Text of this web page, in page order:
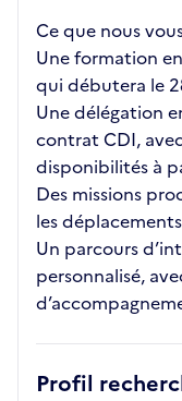
Ce que nous
Une formation
qui débutera le
Une délégation
contrat CDI,
disponibilités à
Des missions
les déplacements
Un parcours
personnalisé,
Profil